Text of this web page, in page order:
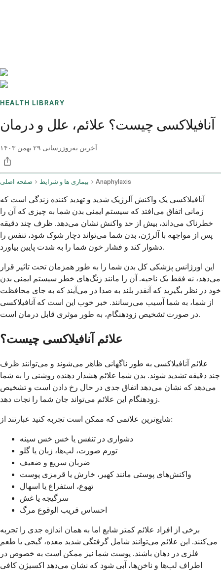
HEALTH LIBRARY
آنافیلاکسی چیست؟ علائم، علل و درمان
آخرین به‌روزرسانی ۲۹ بهمن ۱۴۰۳
صفحه اصلی بیماری ها و شرایط Anaphylaxis
آنافیلاکسی یک واکنش آلرژیک شدید و تهدید کننده زندگی است که
زمانی اتفاق می‌افتد که سیستم ایمنی بدن شما به چیزی که آن را
خطرناک می‌داند، بیش از حد واکنش نشان می‌دهد. ظرف چند دقیقه
پس از مواجهه با آلرژن، بدن شما می‌تواند دچار شوک شود، تنفس را
دشوار کند و فشار خون شما را به شدت پایین بیاورد.
این اورژانس پزشکی کل بدن شما را به طور همزمان تحت تاثیر قرار
می‌دهد، نه فقط یک ناحیه. آن را مانند زنگ‌های خطر سیستم ایمنی بدن
خود در نظر بگیرید که آنقدر بلند به صدا در می‌آیند که به جای محافظت
از شما، به شما آسیب می‌رسانند. خبر خوب این است که آنافیلاکسی
در صورت تشخیص زودهنگام، به طور موثری قابل درمان است.
علائم آنافیلاکسی چیست؟
علائم آنافیلاکسی به طور ناگهانی ظاهر می‌شوند و می‌توانند ظرف
چند دقیقه تشدید شوند. بدن شما علائم هشدار دهنده روشنی را به شما
می‌دهد که نشان می‌دهد اتفاق جدی در حال رخ دادن است و تشخیص
زودهنگام این علائم می‌تواند جان شما را نجات دهد.
شایع‌ترین علائمی که ممکن است تجربه کنید عبارتند از:
دشواری در تنفس یا خس خس سینه
تورم صورت، لب‌ها، زبان یا گلو
ضربان سریع و ضعیف
واکنش‌های پوستی مانند کهیر، خارش یا قرمزی پوست
تهوع، استفراغ یا اسهال
سرگیجه یا غش
احساس قریب الوقوع مرگ
برخی از افراد علائم کمتر شایع اما به همان اندازه جدی را تجربه
می‌کنند. این علائم می‌توانند شامل گرفتگی شدید معده، گیجی یا طعم
فلزی در دهان باشند. پوست شما نیز ممکن است به خصوص در
اطراف لب‌ها و ناخن‌ها، آبی شود که نشان می‌دهد اکسیژن کافی